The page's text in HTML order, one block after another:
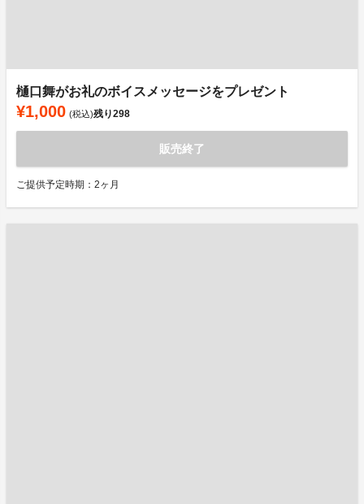
樋口舞がお礼のボイスメッセージをプレゼント
¥1,000 (税込)残り298
販売終了
ご提供予定時期：2ヶ月